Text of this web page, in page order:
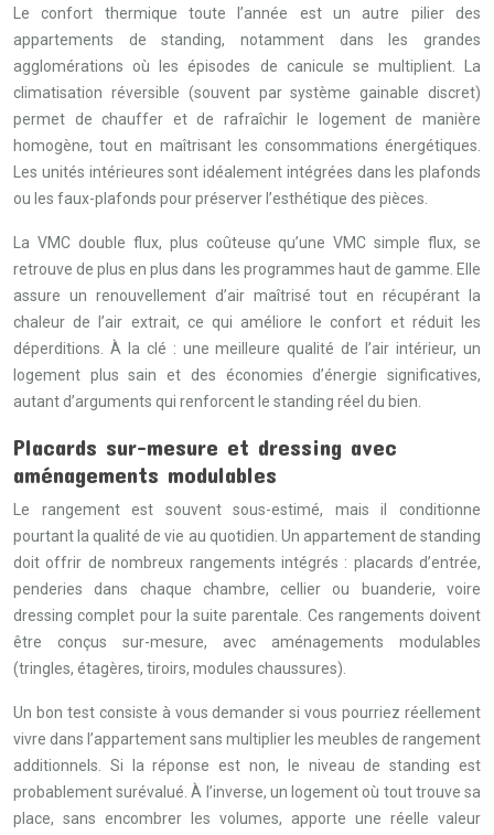
Le confort thermique toute l’année est un autre pilier des
appartements de standing, notamment dans les grandes
agglomérations où les épisodes de canicule se multiplient. La
climatisation réversible (souvent par système gainable discret)
permet de chauffer et de rafraîchir le logement de manière
homogène, tout en maîtrisant les consommations énergétiques.
Les unités intérieures sont idéalement intégrées dans les plafonds
ou les faux-plafonds pour préserver l’esthétique des pièces.
La VMC double flux, plus coûteuse qu’une VMC simple flux, se
retrouve de plus en plus dans les programmes haut de gamme. Elle
assure un renouvellement d’air maîtrisé tout en récupérant la
chaleur de l’air extrait, ce qui améliore le confort et réduit les
déperditions. À la clé : une meilleure qualité de l’air intérieur, un
logement plus sain et des économies d’énergie significatives,
autant d’arguments qui renforcent le standing réel du bien.
Placards sur-mesure et dressing avec
aménagements modulables
Le rangement est souvent sous-estimé, mais il conditionne
pourtant la qualité de vie au quotidien. Un appartement de standing
doit offrir de nombreux rangements intégrés : placards d’entrée,
penderies dans chaque chambre, cellier ou buanderie, voire
dressing complet pour la suite parentale. Ces rangements doivent
être conçus sur-mesure, avec aménagements modulables
(tringles, étagères, tiroirs, modules chaussures).
Un bon test consiste à vous demander si vous pourriez réellement
vivre dans l’appartement sans multiplier les meubles de rangement
additionnels. Si la réponse est non, le niveau de standing est
probablement surévalué. À l’inverse, un logement où tout trouve sa
place, sans encombrer les volumes, apporte une réelle valeur